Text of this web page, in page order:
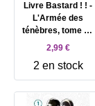
Livre Bastard ! ! -
L'Armée des
ténèbres, tome 7 :
Le Seigneur de la
2,99 €
2 en stock